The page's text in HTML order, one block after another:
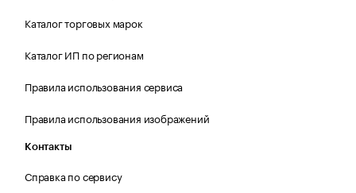
Каталог торговых марок
Каталог ИП по регионам
Правила использования сервиса
Правила использования изображений
Контакты
Справка по сервису